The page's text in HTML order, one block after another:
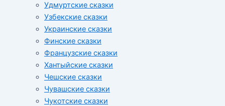
Удмуртские сказки
Узбекские сказки
Украинские сказки
Финские сказки
Французские сказки
Хантыйские сказки
Чешские сказки
Чувашские сказки
Чукотские сказки